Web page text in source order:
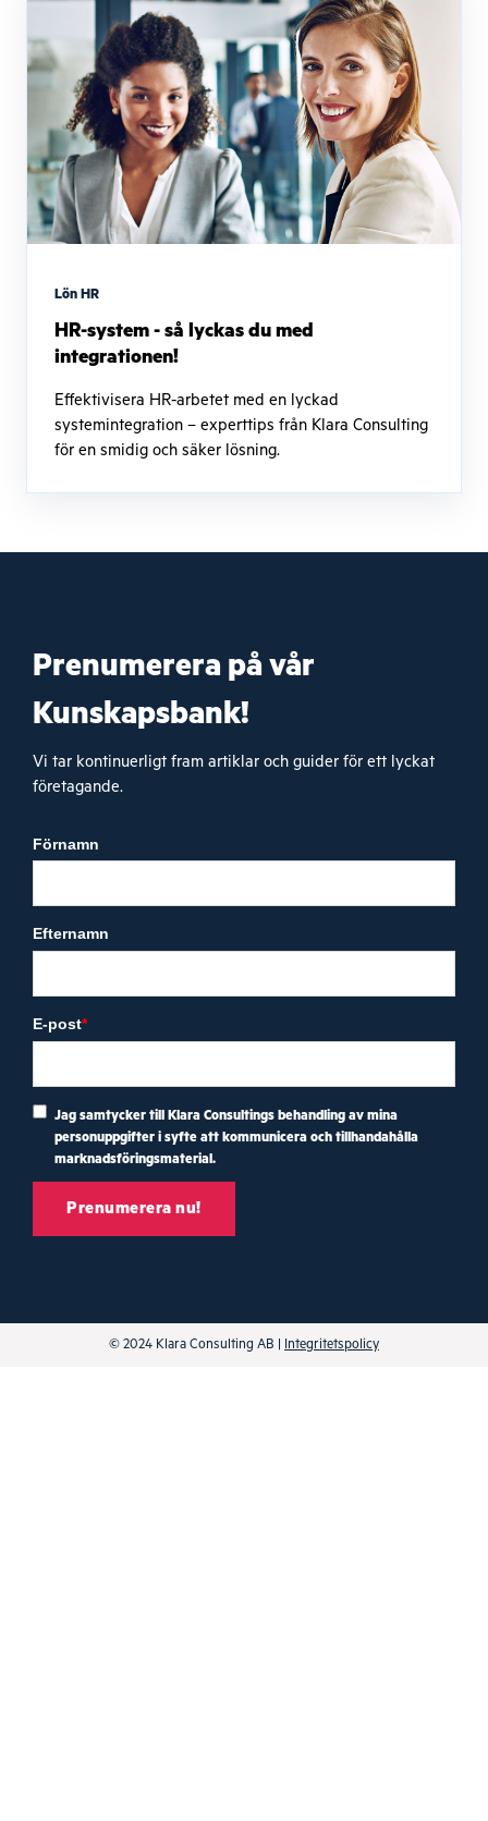
Lön HR
HR-system - så lyckas du med
integrationen!
Effektivisera HR-arbetet med en lyckad
systemintegration – experttips från Klara Consulting
för en smidig och säker lösning.
Prenumerera på vår
Kunskapsbank!
Vi tar kontinuerligt fram artiklar och guider för ett lyckat
företagande.
Förnamn
Efternamn
E-post*
Jag samtycker till Klara Consultings behandling av mina
personuppgifter i syfte att kommunicera och tillhandahålla
marknadsföringsmaterial.
© 2024 Klara Consulting AB | Integritetspolicy